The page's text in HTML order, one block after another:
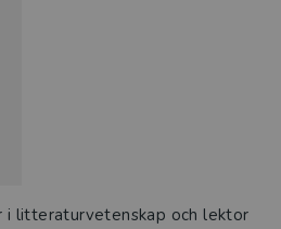
i litteraturvetenskap och lektor